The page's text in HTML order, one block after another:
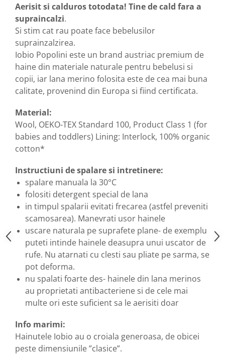
Aerisit si calduros totodata! Tine de cald fara a
supraincalzi.
Si stim cat rau poate face bebelusilor
suprainzalzirea.
Iobio Popolini este un brand austriac premium de
haine din materiale naturale pentru bebelusi si
copii, iar lana merino folosita este de cea mai buna
calitate, provenind din Europa si fiind certificata.
Material:
Wool, OEKO-TEX Standard 100, Product Class 1 (for
babies and toddlers) Lining: Interlock, 100% organic
cotton*
Instructiuni de spalare si intretinere:
spalare manuala la 30°C
folositi detergent special de lana
in timpul spalarii evitati frecarea (astfel preveniti
scamosarea). Manevrati usor hainele
uscare naturala pe suprafete plane- de exemplu
puteti intinde hainele deasupra unui uscator de
rufe. Nu atarnati cu clesti sau pliate pe sarma, se
pot deforma.
nu spalati foarte des- hainele din lana merinos
au proprietati antibacteriene si de cele mai
multe ori este suficient sa le aerisiti doar
Info marimi:
Hainutele Iobio au o croiala generoasa, de obicei
peste dimensiunile ”clasice”.